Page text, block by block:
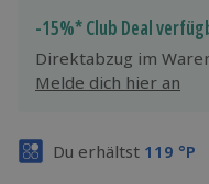
Jeder Gutschein für alle
Maximale Sicherheit
3 Jahre gültig &
-15%* Club Deal
Direktabzug im
Melde dich hier an
Du erhältst 119 °P